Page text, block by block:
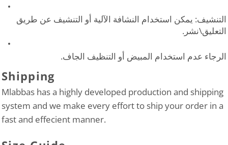
التنشيف: يمكن استخدام النشافة الآلية أو التنشيف عن طريق
التعليق\نشر.
الرجاء عدم استخدام المبيض أو التنظيف الجاف.
Shipping
Mlabbas has a highly developed production and shipping
system and we make every effort to ship your order in a
fast and effecient manner.